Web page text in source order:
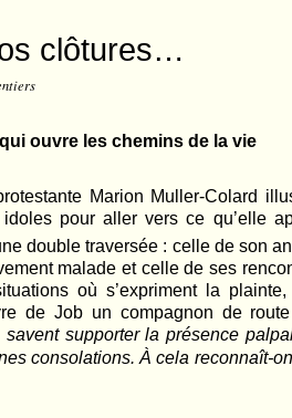
clôtures…
ouvre les chemins de la vie
Marion Muller-Colard
pour aller vers ce qu’elle
double traversée : celle de son
malade et celle de ses
où s’expriment la plainte,
de Job un compagnon de
supporter la présence
consolations.À cela reconnaît-